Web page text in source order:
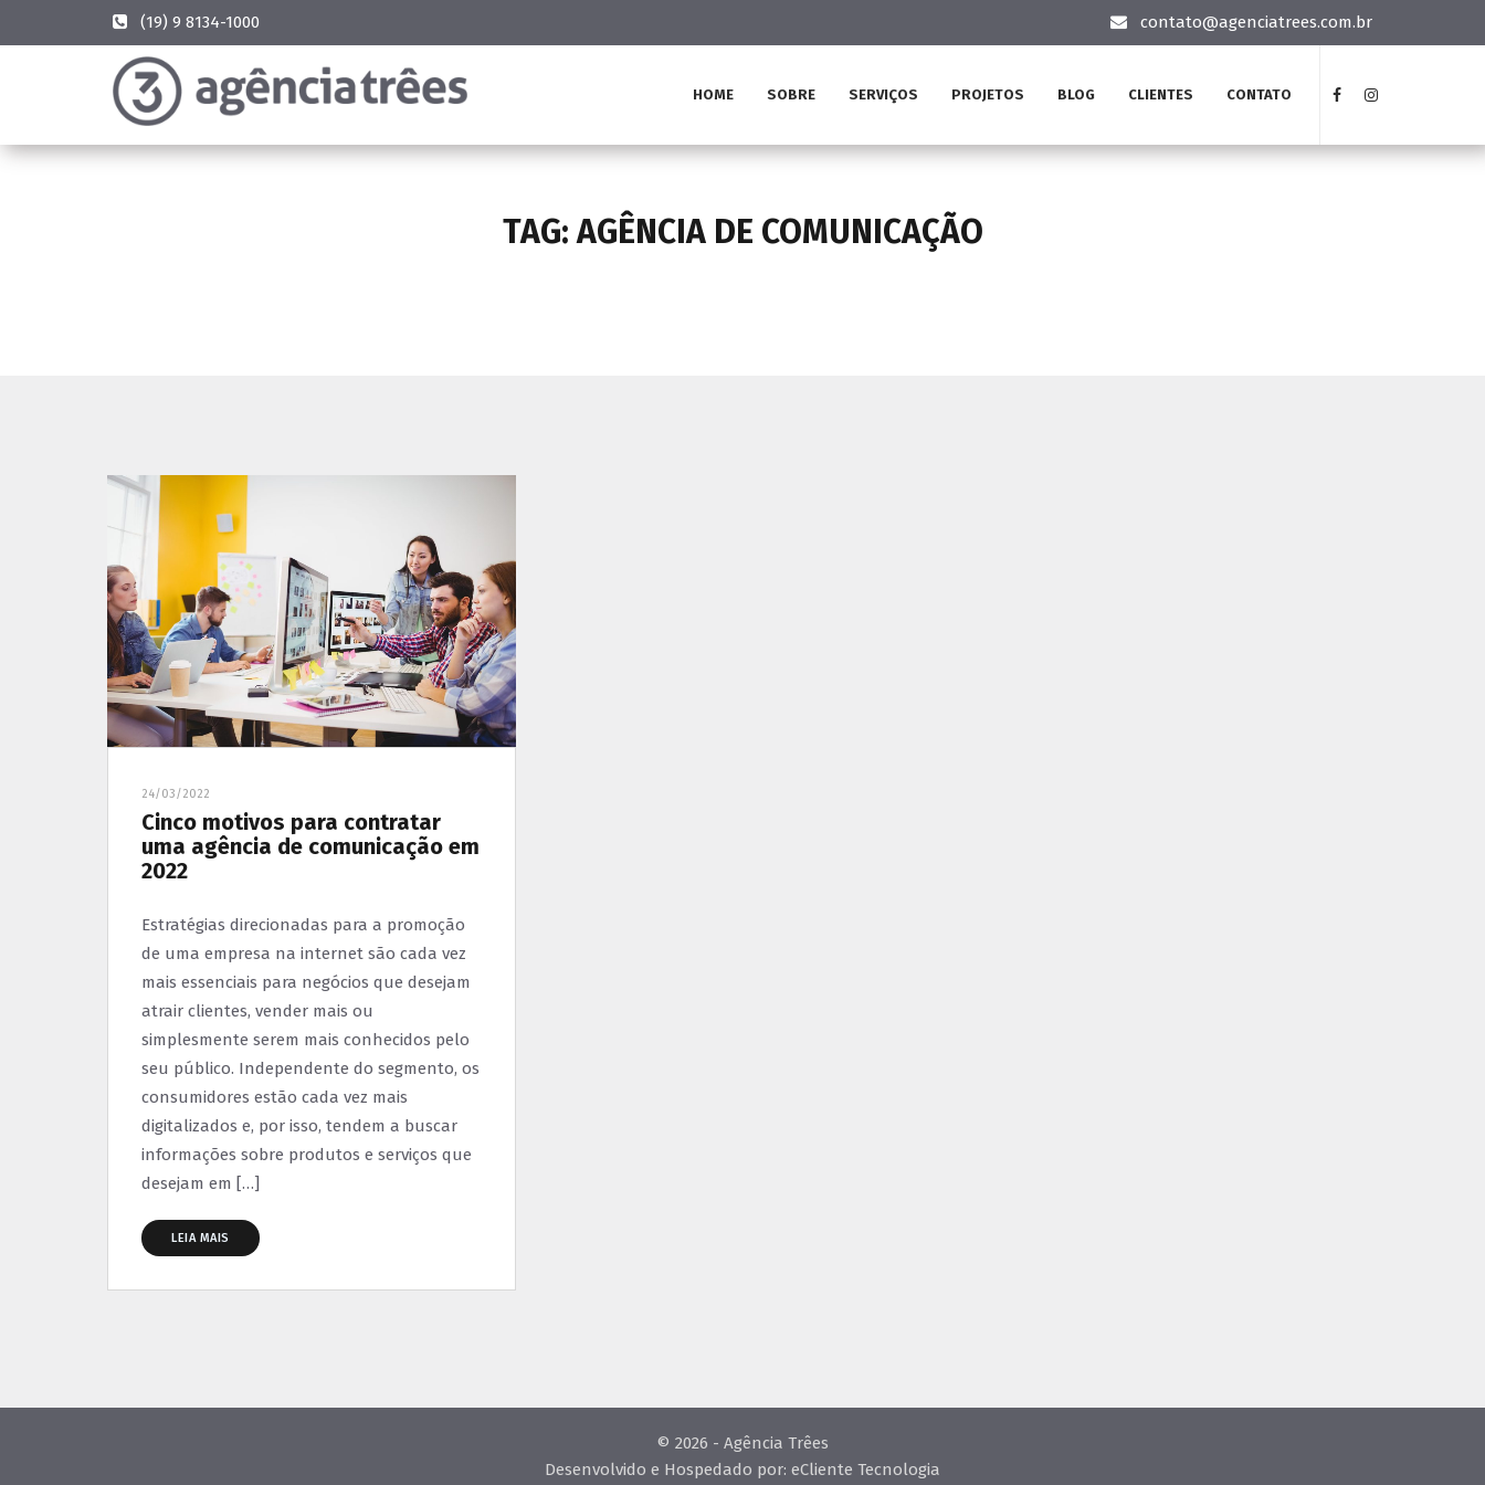
(19) 9 8134-1000 contato@agenciatrees.com.br
HOME SOBRE SERVIÇOS PROJETOS BLOG CLIENTES CONTATO
TAG:AGÊNCIA DE COMUNICAÇÃO
24/03/2022
Cinco motivos para contratar
uma agência de comunicação em
2022
Estratégias direcionadas para a promoção
de uma empresa na internet são cada vez
mais essenciais para negócios que desejam
atrair clientes, vender mais ou
simplesmente serem mais conhecidos pelo
seu público. Independente do segmento, os
consumidores estão cada vez mais
digitalizados e, por isso, tendem a buscar
informações sobre produtos e serviços que
desejam em […]
LEIA MAIS
© 2026 - Agência Trêes
Desenvolvido e Hospedado por: eCliente Tecnologia